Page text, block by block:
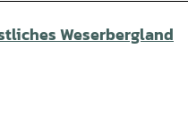
Weserbergland